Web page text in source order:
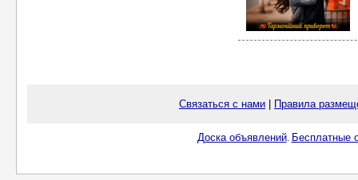
Связаться с нами Правила
Доска объявлений. Бесплатные